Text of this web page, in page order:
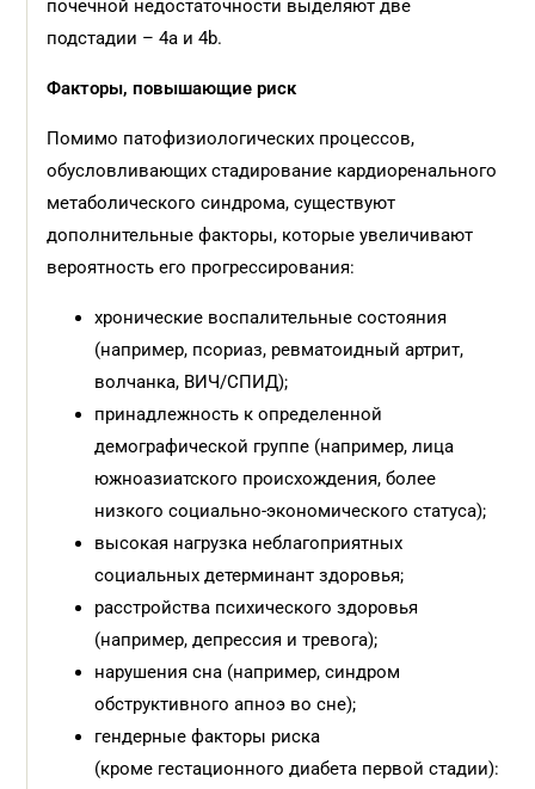
почечной недостаточности выделяют две
подстадии – 4а и 4b.
Факторы, повышающие риск
Помимо патофизиологических процессов,
обусловливающих стадирование кардиоренального
метаболического синдрома, существуют
дополнительные факторы, которые увеличивают
вероятность его прогрессирования:
хронические воспалительные состояния
(например, псориаз, ревматоидный артрит,
волчанка, ВИЧ/СПИД);
принадлежность к определенной
демографической группе (например, лица
южноазиатского происхождения, более
низкого социально-экономического статуса);
высокая нагрузка неблагоприятных
социальных детерминант здоровья;
расстройства психического здоровья
(например, депрессия и тревога);
нарушения сна (например, синдром
обструктивного апноэ во сне);
гендерные факторы риска
(кроме гестационного диабета первой стадии):